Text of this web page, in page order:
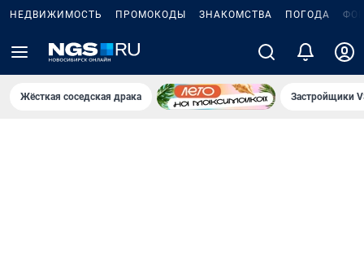
НЕДВИЖИМОСТЬ ПРОМОКОДЫ ЗНАКОМСТВА ПОГОДА
Жёсткая соседская драка Застройщики